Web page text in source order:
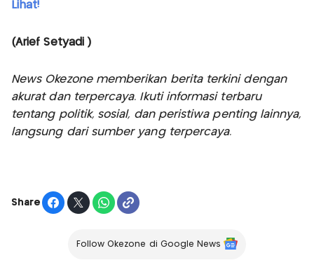
Lihat!
(Arief Setyadi )
News Okezone memberikan berita terkini dengan
akurat dan terpercaya. Ikuti informasi terbaru
tentang politik, sosial, dan peristiwa penting lainnya,
langsung dari sumber yang terpercaya.
Share
Follow Okezone di Google News